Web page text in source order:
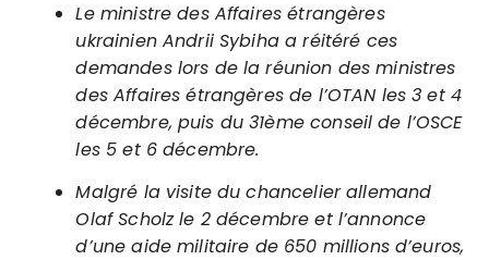
Le ministre des Affaires étrangères
ukrainien Andrii Sybiha a réitéré ces
demandes lors de la réunion des ministres
des Affaires étrangères de l’OTAN les 3 et 4
décembre, puis du 31ème conseil de l’OSCE
les 5 et 6 décembre.
Malgré la visite du chancelier allemand
Olaf Scholz le 2 décembre et l’annonce
d’une aide militaire de 650 millions d’euros,